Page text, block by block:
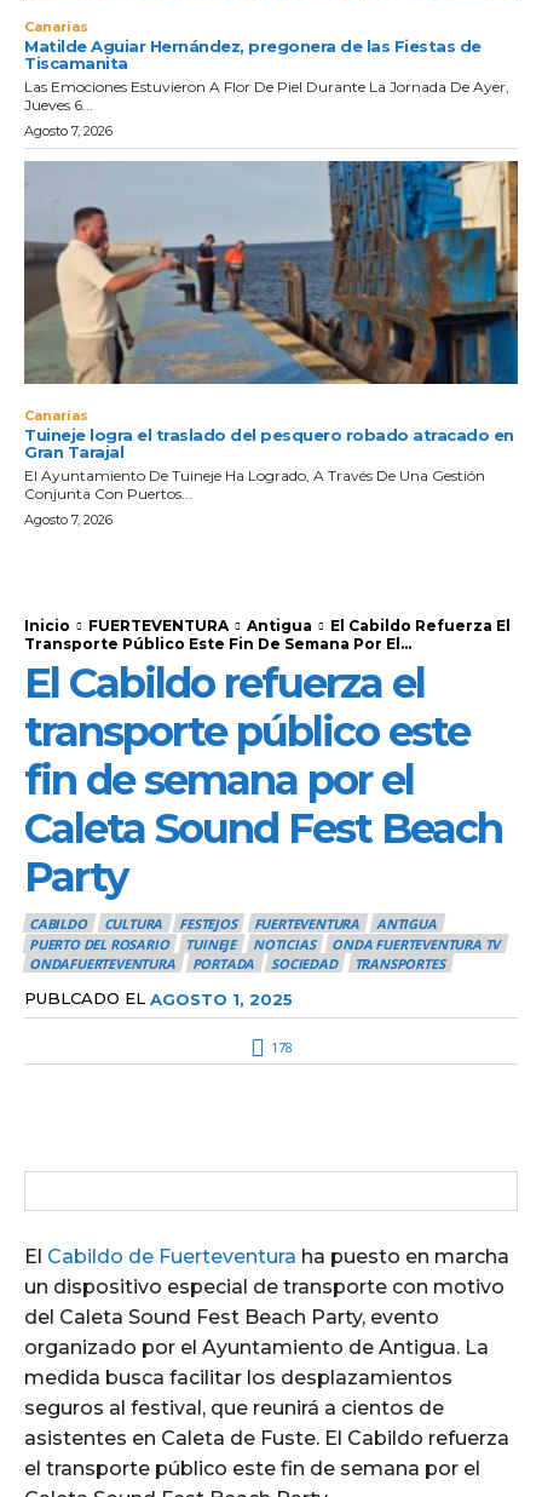
Canarias
Matilde Aguiar Hernández, pregonera de las Fiestas de
Tiscamanita
Las Emociones Estuvieron A Flor De Piel Durante La Jornada De Ayer,
Jueves 6...
Agosto 7, 2026
Canarias
Tuineje logra el traslado del pesquero robado atracado en
Gran Tarajal
El Ayuntamiento De Tuineje Ha Logrado, A Través De Una Gestión
Conjunta Con Puertos...
Agosto 7, 2026